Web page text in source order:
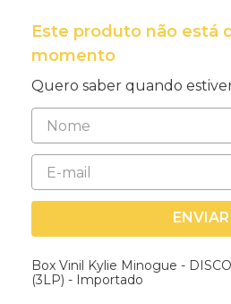
Este produto não está
momento
Quero saber quando
ENVIAR
Box Vinil Kylie Minogue -
(3LP) - Importado